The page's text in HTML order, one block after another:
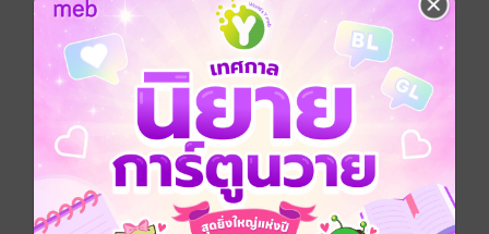
ภาพและประพันธ์บทกลอน
ต้นไม้ใบหญ้าที่เขาปลูกไว้หลังบ้านกลายเป็นมหาพฤกษา
ค้ำจุนสวรรค์และผืนพสุธา เพียงเพราะได้ฟังบทเพลงฉินที่
เขาบรรเลง
คนผ่านทางคนหนึ่งที่เขาพานพบ กลายเป็นอริยบุคคลแห่ง
วิถีเซียน ชี้นำทางสว่างแก่ยุคสมัย
ยามหวนระลึกกลับไป
ที่แท้บัณฑิตที่ตามตอแยอยากได้ภาพเขียนตัวอักษรจากเขา
คนนั้นก็คือเทพจิตรกรรมแห่งโลกเซียน
ผู้เฒ่าที่ฝีมือเดินหมากไม่เอาอ่าวคนนั้นก็คือเทพแห่งการ